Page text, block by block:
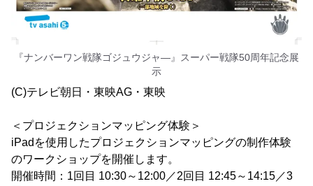
『ナンバーワン戦隊ゴジュウジャ―』スーパー戦隊50周年記念展
示
(C)テレビ朝日・東映AG・東映
＜プロジェクションマッピング体験＞
iPadを使用したプロジェクションマッピングの制作体験
のワークショップを開催します。
開催時間：1回目 10:30～12:00／2回目 12:45～14:15／3